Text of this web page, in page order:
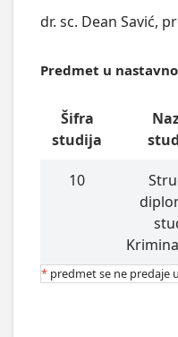
dr. sc. Dean Savić,
Predmet u
Šifra
studija
10
* predmet se ne predaje